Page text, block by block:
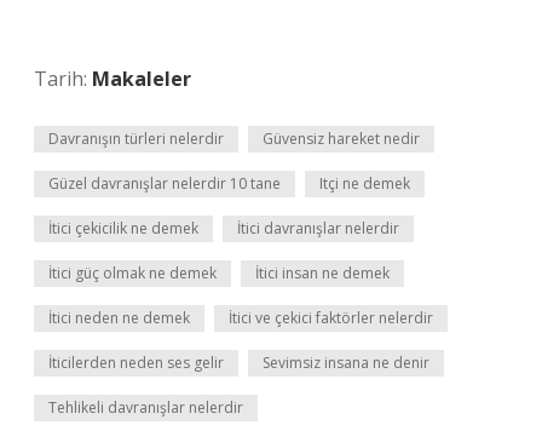
Tarih: Makaleler
Davranışın türleri nelerdir Güvensiz hareket nedir
Güzel davranışlar nelerdir 10 tane Itçi ne demek
İtici çekicilik ne demek İtici davranışlar nelerdir
İtici güç olmak ne demek İtici insan ne demek
İtici neden ne demek İtici ve çekici faktörler nelerdir
İticilerden neden ses gelir Sevimsiz insana ne denir
Tehlikeli davranışlar nelerdir